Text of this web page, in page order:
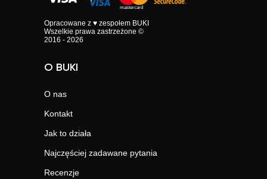
Opracowane z ♥ zespołem BUKI
Wszelkie prawa zastrzeżone ©
2016 - 2026
O BUKI
O nas
Kontakt
Jak to działa
Najczęściej zadawane pytania
Recenzje